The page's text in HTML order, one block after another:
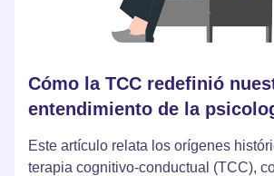
Cómo la TCC redefinió
entendimiento de la
Este artículo relata los orígenes
terapia cognitivo-conductual (TCC),